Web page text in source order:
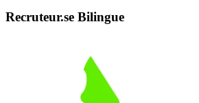
Recruteur.se Bilingue